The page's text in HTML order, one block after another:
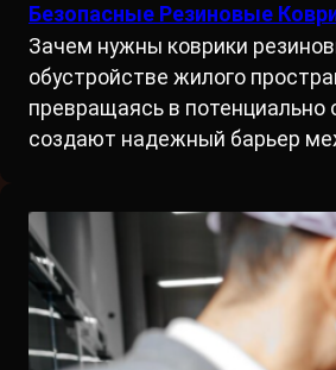
Безопасные Резиновые
Зачем нужны коврики
обустройстве жилого
превращаясь в
создают надежный барьер